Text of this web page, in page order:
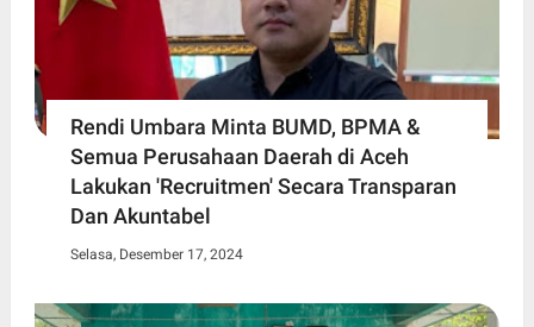
Rendi Umbara Minta BUMD, BPMA &
Semua Perusahaan Daerah di Aceh
Lakukan 'Recruitmen' Secara Transparan
Dan Akuntabel
Selasa, Desember 17, 2024